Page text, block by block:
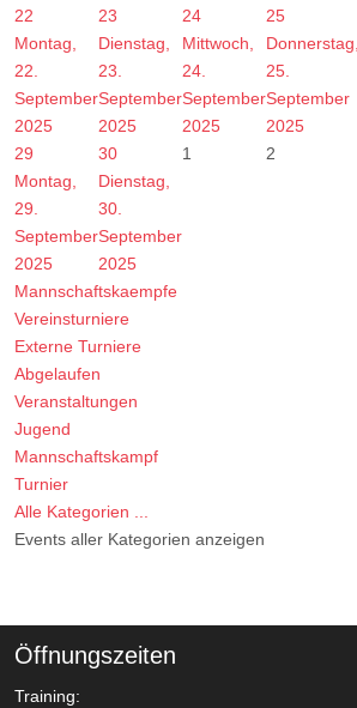
22
Montag,
22.
September
2025
23
Dienstag,
23.
September
2025
24
Mittwoch,
24.
September
2025
25
Donnerstag,
25.
September
2025
29
Montag,
29.
September
2025
30
Dienstag,
30.
September
2025
1 2
Mannschaftskaempfe
Vereinsturniere
Externe Turniere
Abgelaufen
Veranstaltungen
Jugend
Mannschaftskampf
Turnier
Alle Kategorien ...
Events aller Kategorien anzeigen
Öffnungszeiten
Training: